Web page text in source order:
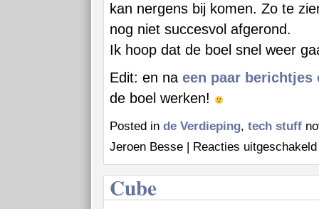
kan nergens bij komen. Zo te
nog niet succesvol afgerond.
Ik hoop dat de boel snel weer
Edit: en na een paar berichtjes
de boel werken!
Posted in de Verdieping, tech stuff
Jeroen Besse | Reacties uitgeschakeld
Cube